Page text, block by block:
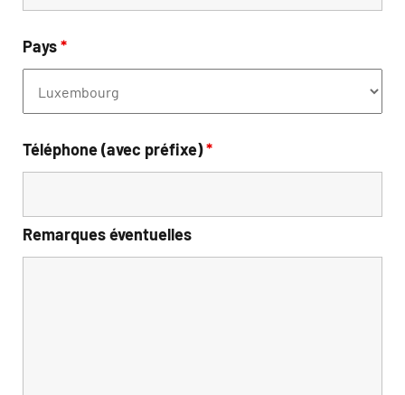
Pays*
Téléphone (avec préfixe)*
Remarques éventuelles